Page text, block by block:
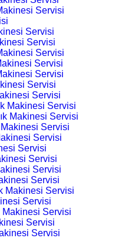
Servisi
Servisi
Servisi
Servisi
Servisi
Servisi
Servisi
Servisi
Makinesi Servisi
Makinesi Servisi
Servisi
Servisi
Servisi
Servisi
Servisi
Servisi
Makinesi Servisi
Servisi
Makinesi Servisi
Servisi
Servisi